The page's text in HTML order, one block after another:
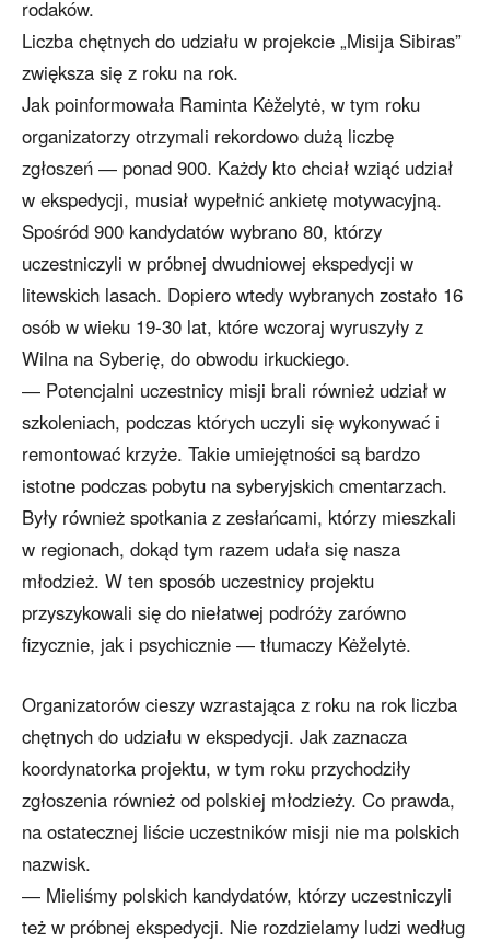
rodaków.
Liczba chętnych do udziału w projekcie „Misija Sibiras”
zwiększa się z roku na rok.
Jak poinformowała Raminta Kėželytė, w tym roku
organizatorzy otrzymali rekordowo dużą liczbę
zgłoszeń ― ponad 900. Każdy kto chciał wziąć udział
w ekspedycji, musiał wypełnić ankietę motywacyjną.
Spośród 900 kandydatów wybrano 80, którzy
uczestniczyli w próbnej dwudniowej ekspedycji w
litewskich lasach. Dopiero wtedy wybranych zostało 16
osób w wieku 19-30 lat, które wczoraj wyruszyły z
Wilna na Syberię, do obwodu irkuckiego.
― Potencjalni uczestnicy misji brali również udział w
szkoleniach, podczas których uczyli się wykonywać i
remontować krzyże. Takie umiejętności są bardzo
istotne podczas pobytu na syberyjskich cmentarzach.
Były również spotkania z zesłańcami, którzy mieszkali
w regionach, dokąd tym razem udała się nasza
młodzież. W ten sposób uczestnicy projektu
przyszykowali się do niełatwej podróży zarówno
fizycznie, jak i psychicznie ― tłumaczy Kėželytė.
Organizatorów cieszy wzrastająca z roku na rok liczba
chętnych do udziału w ekspedycji. Jak zaznacza
koordynatorka projektu, w tym roku przychodziły
zgłoszenia również od polskiej młodzieży. Co prawda,
na ostatecznej liście uczestników misji nie ma polskich
nazwisk.
― Mieliśmy polskich kandydatów, którzy uczestniczyli
też w próbnej ekspedycji. Nie rozdzielamy ludzi według